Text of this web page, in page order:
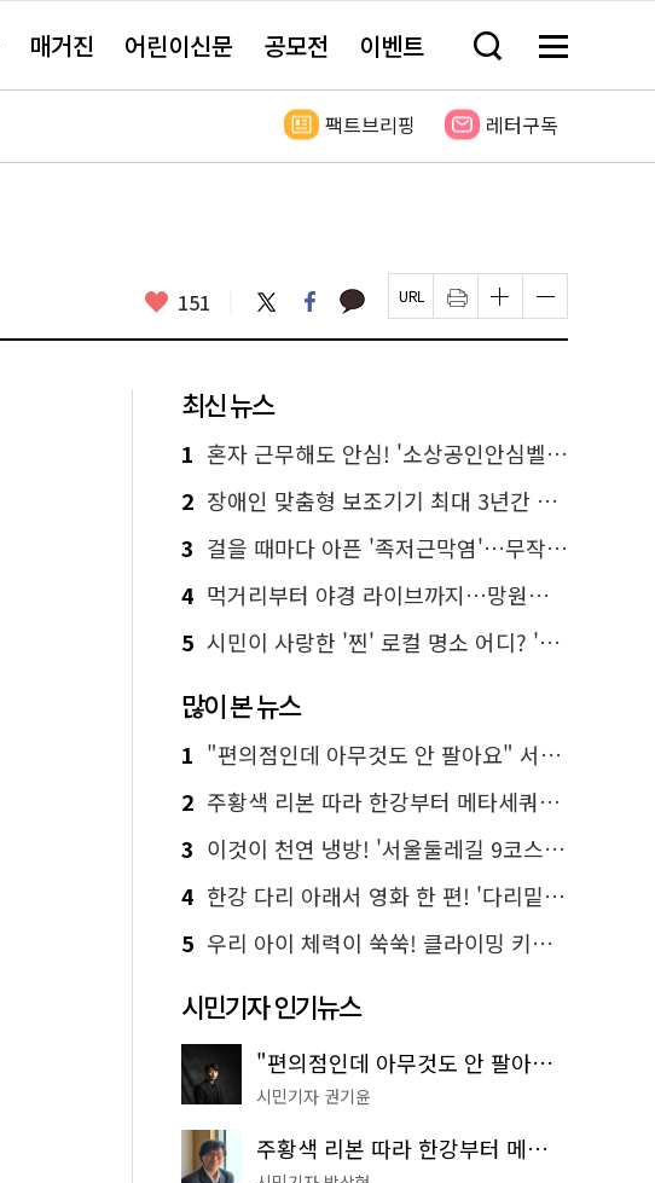
매거진 어린이신문 공모전 이벤트 검
창
기
메
전
보
팩트브리핑 레터구독
좋
요
151 트
위
터
페
이
스
카
카 페
이
지
인
쇄
하
글
자
크
하
기
글
자
크
하
기
최신 뉴스
1 혼자 근무해도 안심! '소상공인안심벨' 신청하세요
2 장애인 맞춤형 보조기기 최대 3년간 무상 대여…삶의 질 높인다
3 걸을 때마다 아픈 '족저근막염'…무작정 참지 말고 '이것' 해보세요!
4 먹거리부터 야경 라이브까지…망원한강공원 알짜 코스
5 시민이 사랑한 '찐' 로컬 명소 어디? '서울에디션25' 추천 코스
많이 본 뉴스
1 "편의점인데 아무것도 안 팔아요" 서울에서 가장 특별한 편의점의 정체
2 주황색 리본 따라 한강부터 메타세쿼이아 숲길까지…서울둘레길 15코스
3 이것이 천연 냉방! '서울둘레길 9코스'로 숲속 피서 떠나볼까
4 한강 다리 아래서 영화 한 편! '다리밑 영화관' 무료 상영
5 우리 아이 체력이 쑥쑥! 클라이밍 키즈카페·어린이 체력장
시민기자 인기뉴스
"편의점인데 아무것도 안 팔아요" 서울에서 가장 특별한 편의점의 정체
시민기자 권기윤
주황색 리본 따라 한강부터 메타세쿼이아 숲길까지…서울둘레길 15코스